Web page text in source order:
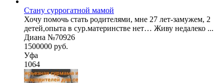
Стану суррогатной мамой
Хочу помочь стать родителями, мне 27 лет-замужем, 2
детей,опыта в сур.материнстве нет… Живу недалеко ...
Диана №70926
1500000 руб.
Уфа
1064